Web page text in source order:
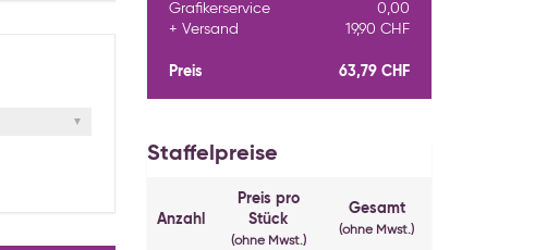
Grafikerservice
0,00
Versand
19,90 CHF
Preis 63,79 CHF
Staffelpreise
Anzahl
Preis pro
Stück
(ohne Mwst.)
Gesamt
(ohne Mwst.)